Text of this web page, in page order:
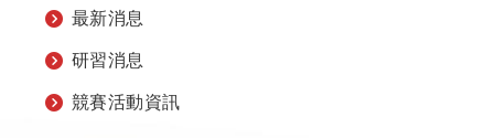
最新消息
研習消息
競賽活動資訊